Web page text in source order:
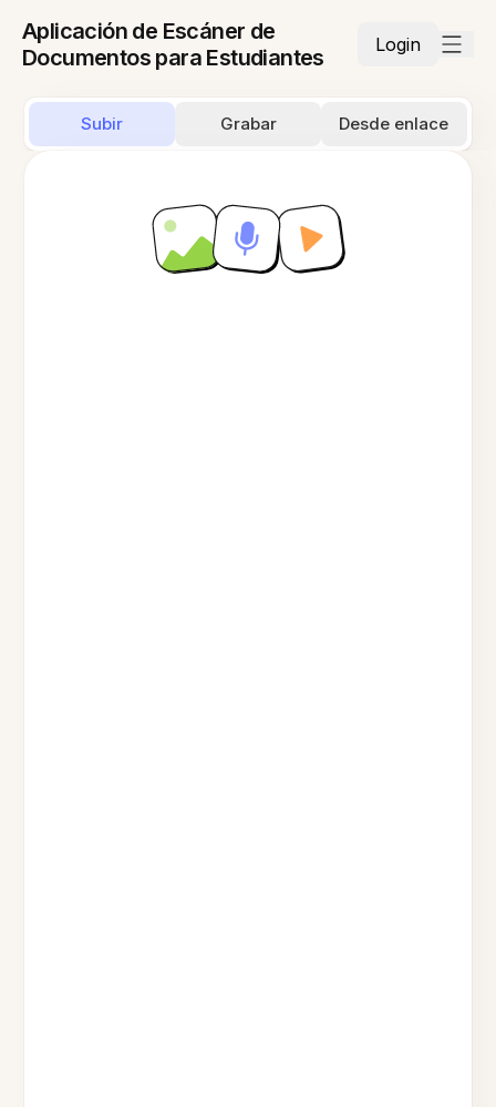
Aplicación de Escáner de
Documentos para Estudiantes
Login
Subir Grabar Desde enlace